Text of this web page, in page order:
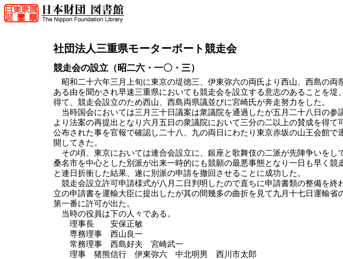
社団法人三重県モーターボート競走会
競走会の設立（昭二六・一〇・三）
昭和二十六年三月上旬に東京の堤徳三、伊東弥六の両氏より西山、西島の
ある由を聞かされ早速三重県においても競走会を設立する意志のあることを
得て、競走会設立のため西山、西島両県議並びに宮崎氏が奔走努力をした。
当時国会においては三月三十日議案は衆議院を通過したが五月二十八日の
より法案の再提出となり六月五日の衆議院において三分の二以上の賛成を得
公布された事を官報で確認し二十八、九の両日にわたり東京赤坂の山王会館
開してきた。
その頃、東京においては連合会設立に、銀座と歌舞伎の二派が先陣争いを
桑名市を中心とした別派が出来一時的にも競願の最悪事態となり一日も早く
と連日折衝した結果、遂に別派の申請を撤回させることに成功した。
競走会設立許可申請様式が八月二日判明したので直ちに申請書類の整備を
立の申請書を運輸大臣に提出したが其の間幾多の曲折を見て九月十七日運輸
第一番に許可が出た。
当時の役員は下の人々である。
理事長 安保正敏
専務理事 西山良一
常務理事 西島好夫 宮崎武一
理事 猪熊信行 伊東弥六 中北明男 西川市太郎